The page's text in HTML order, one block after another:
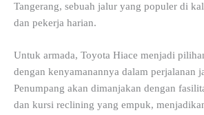
Tangerang, sebuah jalur yang populer di
dan pekerja harian.
Untuk armada, Toyota Hiace menjadi
dengan kenyamanannya dalam perjalanan
Penumpang akan dimanjakan dengan
dan kursi reclining yang empuk,